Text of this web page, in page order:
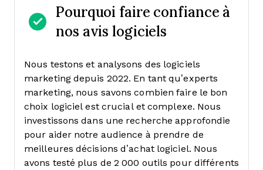
Pourquoi faire confiance à
nos avis logiciels
Nous testons et analysons des logiciels
marketing depuis 2022. En tant qu’experts
marketing, nous savons combien faire le bon
choix logiciel est crucial et complexe. Nous
investissons dans une recherche approfondie
pour aider notre audience à prendre de
meilleures décisions d’achat logiciel. Nous
avons testé plus de 2 000 outils pour différents